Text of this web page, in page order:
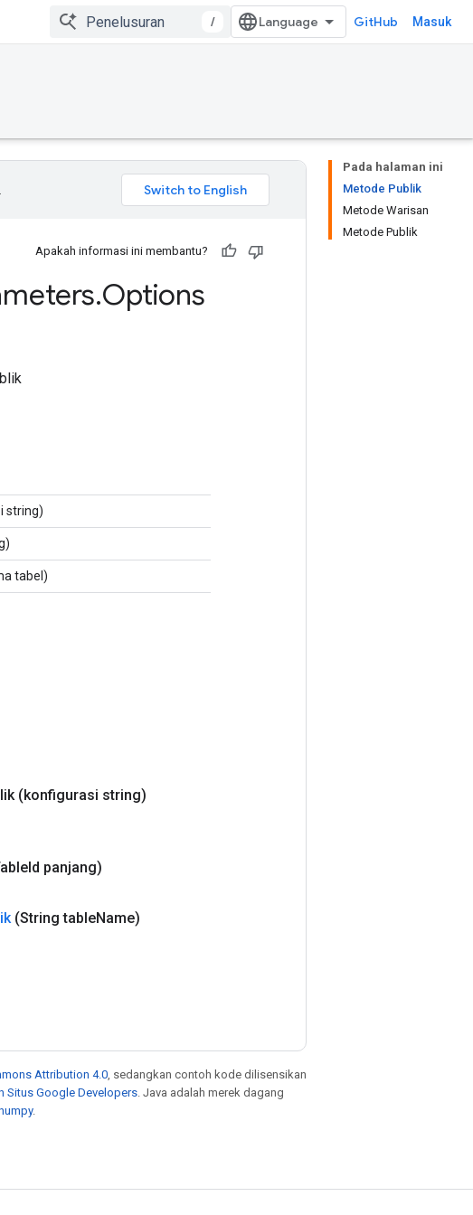
/ GitHub Masuk
Pada halaman ini
Metode Publik
Metode Warisan
Metode Publik
Apakah informasi ini membantu?
.Options
string)
tabel)
(konfigurasi string)
Id panjang)
(String tableName)
Attribution 4.0 , sedangkan contoh kode dilisensikan
Situs Google Developers . Java adalah merek dagang
.